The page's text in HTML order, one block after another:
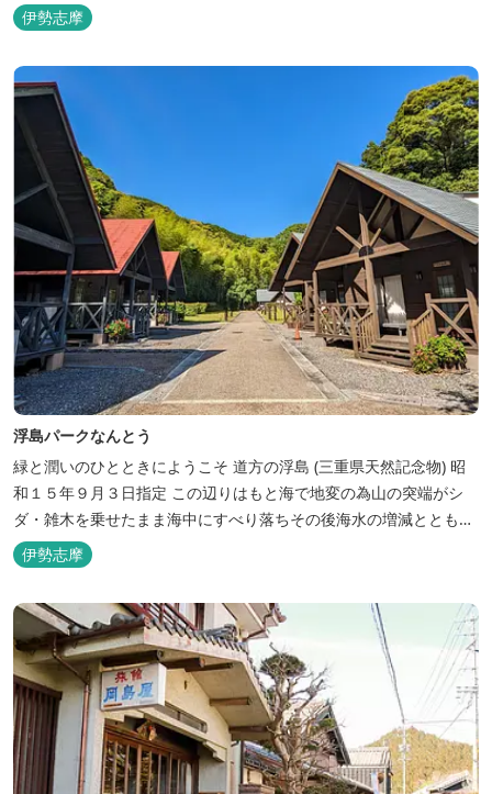
伊勢志摩
浮島パークなんとう
緑と潤いのひとときにようこそ ​道方の浮島 (三重県天然記念物) 昭
和１５年９月３日指定 この辺りはもと海で地変の為山の突端がシ
ダ・雑木を乗せたまま海中にすべり落ちその後海水の増減とともに
浮き沈みするようになったと伝えられています。 周辺は浮島を廻る
散策路が設けられ、また海岸線が一望できる展望塔へと続く遊歩道
もあり自然と親しむ見どころがあります。 ご家族連れで気軽にご利
用頂け...
伊勢志摩